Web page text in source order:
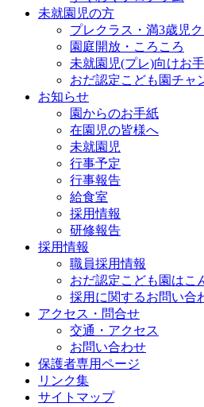
未就園児の方
プレクラス・満3歳児
園庭開放・ころころ
未就園児(プレ)向けお
おだ認定こども園チャ
お知らせ
園からのお手紙
在園児の皆様へ
未就園児
行事予定
行事報告
給食室
採用情報
研修報告
採用情報
職員採用情報
おだ認定こども園はこ
採用に関するお問い合
アクセス・問合せ
交通・アクセス
お問い合わせ
保護者専用ページ
リンク集
サイトマップ